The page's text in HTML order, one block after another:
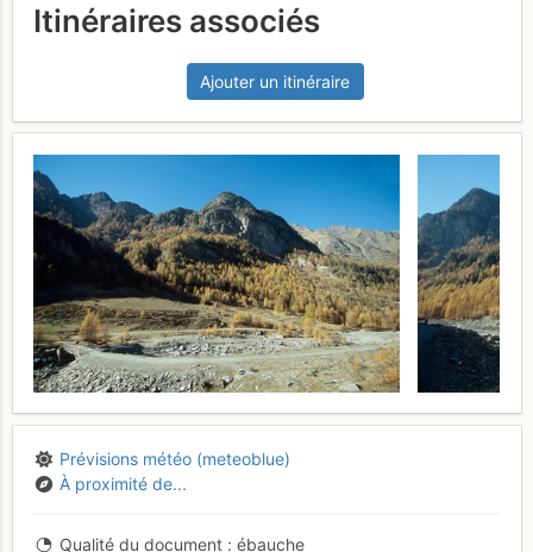
Itinéraires associés
Ajouter un itinéraire
Prévisions météo (meteoblue)
À proximité de...
Qualité du document ébauche